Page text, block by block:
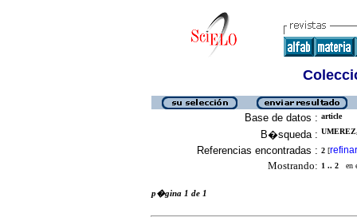
Base de datos : article
B�squeda :
Referencias encontradas : 2 [refinar
Mostrando: 1 .. 2 en
p�gina 1 de 1